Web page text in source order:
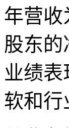
年营收
股东的
业绩
软和行